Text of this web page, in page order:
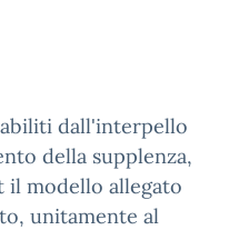
dall'interpello
della supplenza,
il modello allegato
unitamente al